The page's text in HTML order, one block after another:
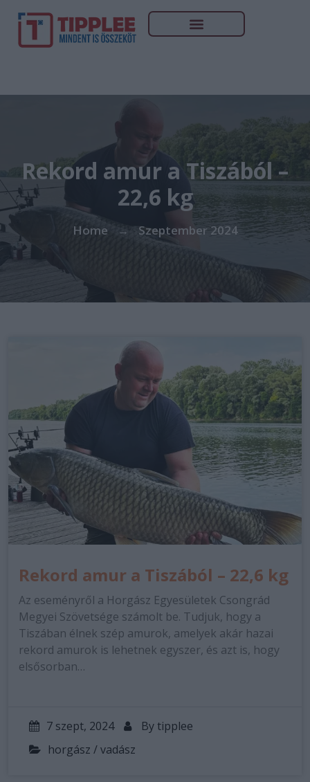
Rekord amur a Tiszából –
22,6 kg
Home → Szeptember 2024
Rekord amur a Tiszából – 22,6 kg
Az eseményről a Horgász Egyesületek Csongrád
Megyei Szövetsége számolt be. Tudjuk, hogy a
Tiszában élnek szép amurok, amelyek akár hazai
rekord amurok is lehetnek egyszer, és azt is, hogy
elsősorban…
7 szept, 2024 By tipplee
horgász / vadász